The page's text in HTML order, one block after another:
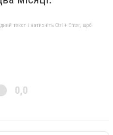
текст і натисніть Ctrl + Enter, щоб
0,0